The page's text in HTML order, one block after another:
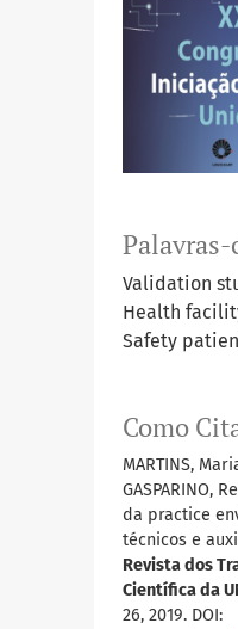
Palavras-
Validation
Health
Safety
Como
MARTINS,
GASPARINO,
da practice
técnicos e
Revista dos
Científica da
26, 2019. DOI: